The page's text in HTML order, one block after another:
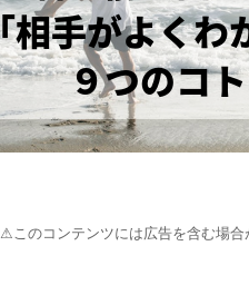
⚠このコンテンツには広告を含む場合